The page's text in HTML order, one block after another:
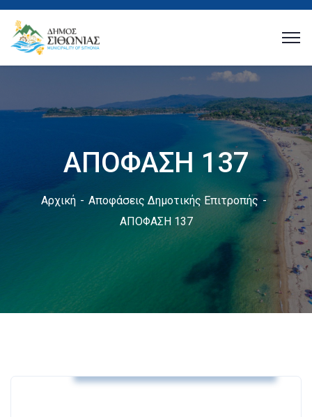
ΑΠΟΦΑΣΗ 137
Αρχική
Αποφάσεις Δημοτικής Επιτροπής
ΑΠΟΦΑΣΗ 137